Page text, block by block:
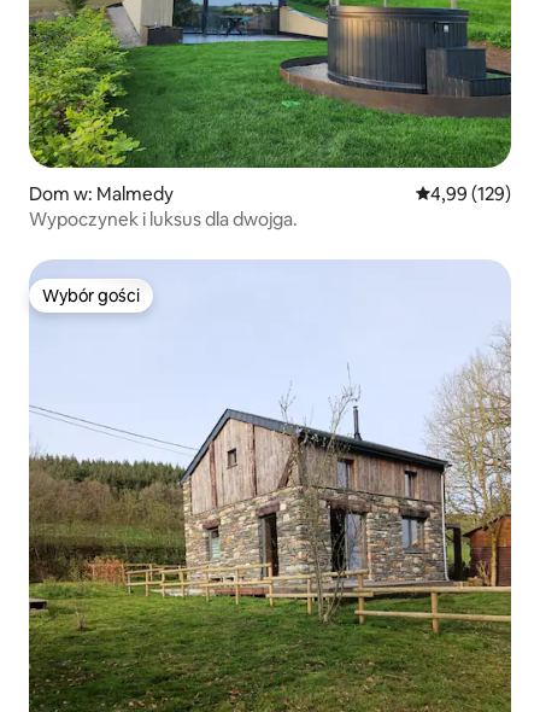
Dom w: Malmedy Średnia
4,99 (129)
Wypoczynek i luksus dla dwojga.
Wybór gości
Wybór gości